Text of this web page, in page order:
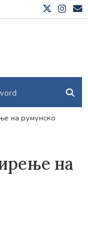
на румунско
на